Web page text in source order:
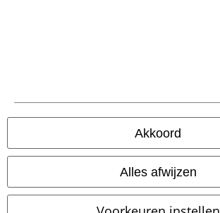
Akkoord
Alles afwijzen
Alle prijzen incl.wettelijke BTW
© 1986-2026 Large Popmerchandising B.V.